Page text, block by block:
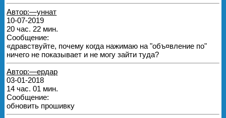
Автор:—уннат
10-07-2019
20 час. 22 мин.
Сообщение:
«дравствуйте, почему когда нажимаю на "объ¤вление по"
ничего не показывает и не могу зайти туда?
Автор:—ердар
03-01-2018
14 час. 01 мин.
Сообщение:
обновить прошивку